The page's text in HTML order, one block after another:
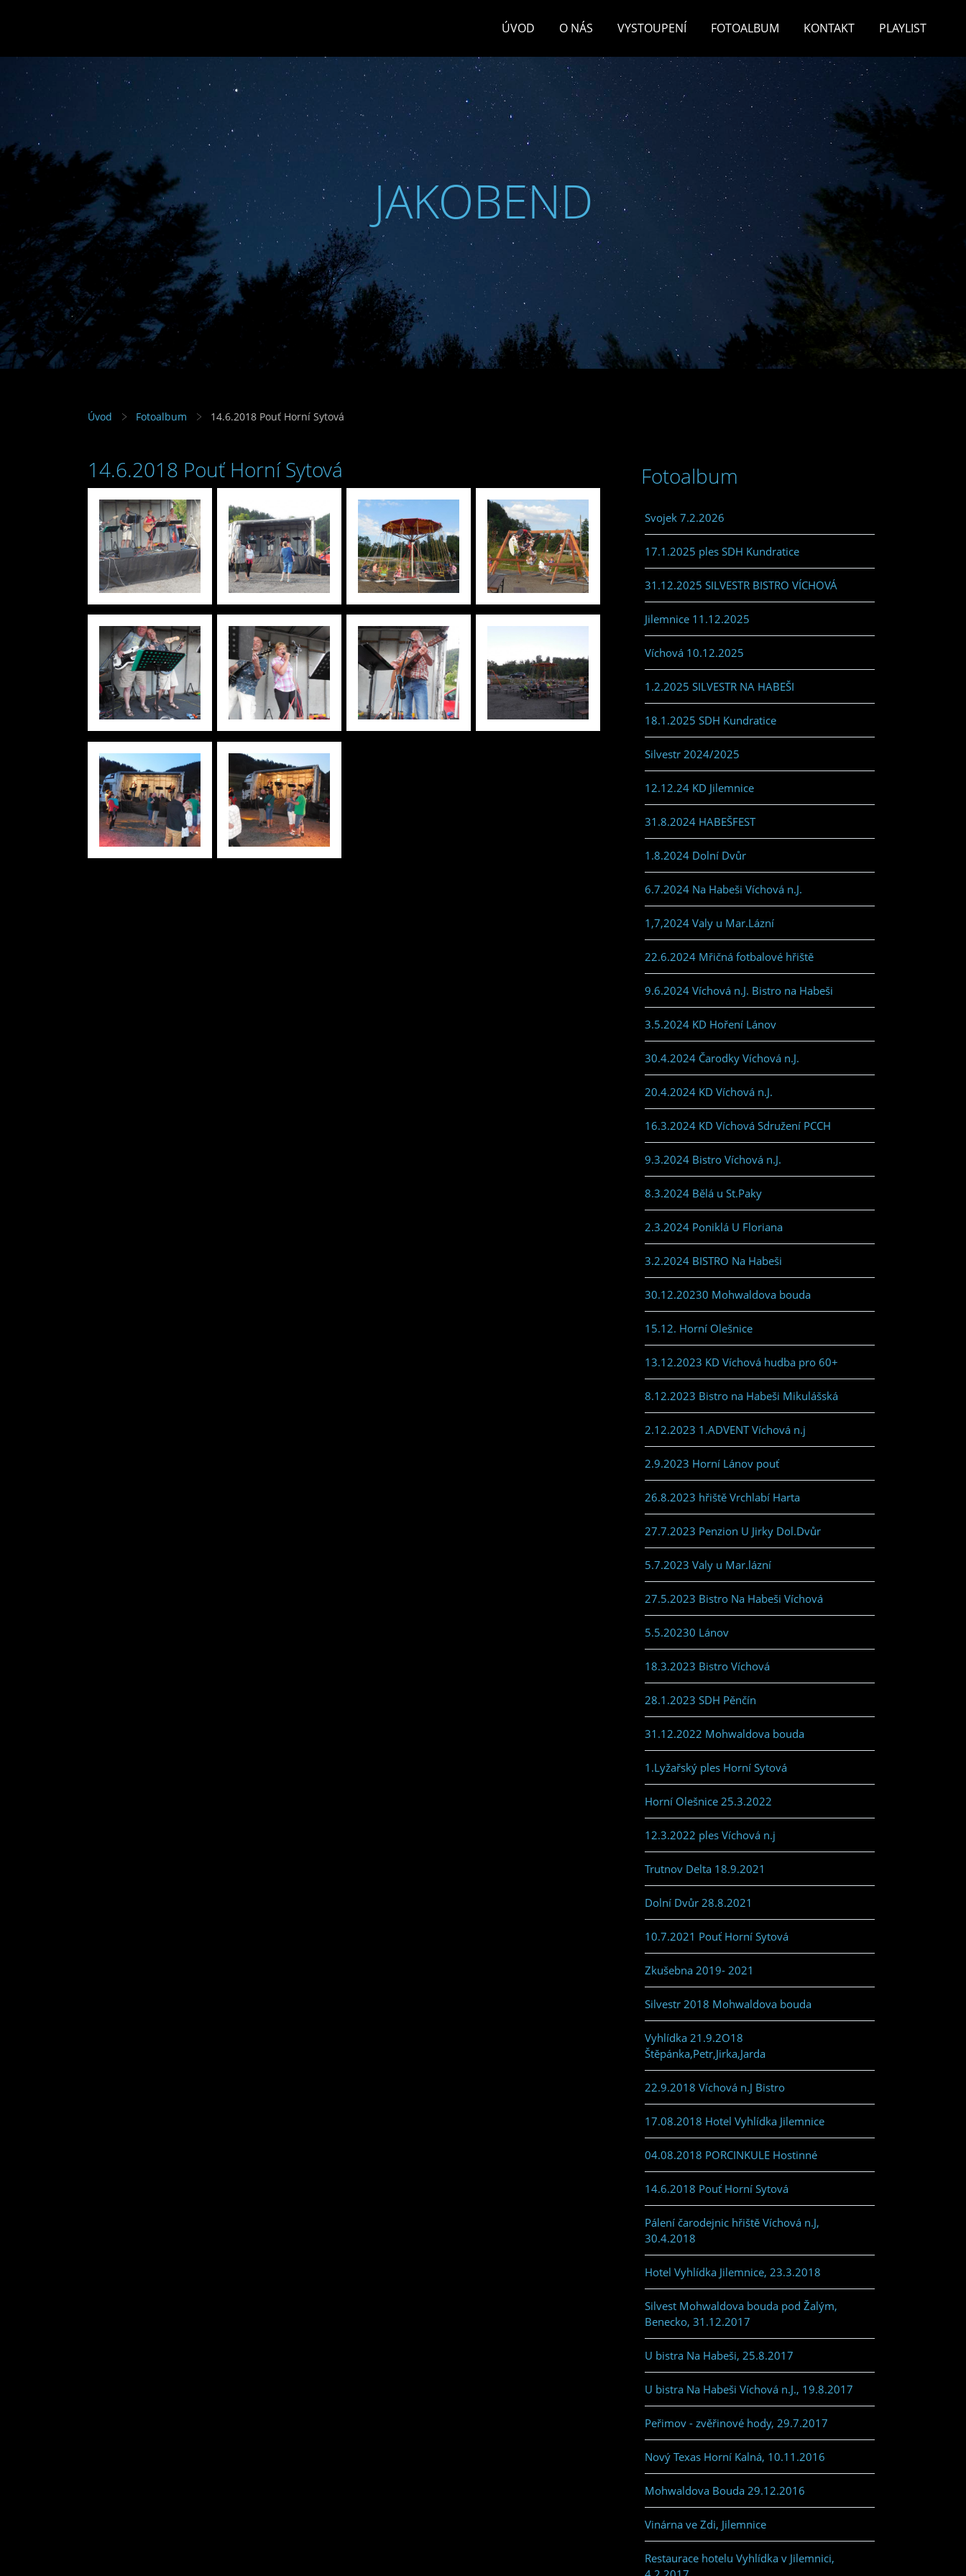
ÚVOD O NÁS VYSTOUPENÍ FOTOALBUM KONTAKT PLAYLIST
JAKOBEND
Úvod Fotoalbum 14.6.2018 Pouť Horní Sytová
14.6.2018 Pouť Horní Sytová Fotoalbum
Svojek 7.2.2026
17.1.2025 ples SDH Kundratice
31.12.2025 SILVESTR BISTRO VÍCHOVÁ
Jilemnice 11.12.2025
Víchová 10.12.2025
1.2.2025 SILVESTR NA HABEŠI
18.1.2025 SDH Kundratice
Silvestr 2024/2025
12.12.24 KD Jilemnice
31.8.2024 HABEŠFEST
1.8.2024 Dolní Dvůr
6.7.2024 Na Habeši Víchová n.J.
1,7,2024 Valy u Mar.Lázní
22.6.2024 Mřičná fotbalové hřiště
9.6.2024 Víchová n.J. Bistro na Habeši
3.5.2024 KD Hoření Lánov
30.4.2024 Čarodky Víchová n.J.
20.4.2024 KD Víchová n.J.
16.3.2024 KD Víchová Sdružení PCCH
9.3.2024 Bistro Víchová n.J.
8.3.2024 Bělá u St.Paky
2.3.2024 Poniklá U Floriana
3.2.2024 BISTRO Na Habeši
30.12.20230 Mohwaldova bouda
15.12. Horní Olešnice
13.12.2023 KD Víchová hudba pro 60+
8.12.2023 Bistro na Habeši Mikulášská
2.12.2023 1.ADVENT Víchová n.j
2.9.2023 Horní Lánov pouť
26.8.2023 hřiště Vrchlabí Harta
27.7.2023 Penzion U Jirky Dol.Dvůr
5.7.2023 Valy u Mar.lázní
27.5.2023 Bistro Na Habeši Víchová
5.5.20230 Lánov
18.3.2023 Bistro Víchová
28.1.2023 SDH Pěnčín
31.12.2022 Mohwaldova bouda
1.Lyžařský ples Horní Sytová
Horní Olešnice 25.3.2022
12.3.2022 ples Víchová n.j
Trutnov Delta 18.9.2021
Dolní Dvůr 28.8.2021
10.7.2021 Pouť Horní Sytová
Zkušebna 2019- 2021
Silvestr 2018 Mohwaldova bouda
Vyhlídka 21.9.2O18
Štěpánka,Petr,Jirka,Jarda
22.9.2018 Víchová n.J Bistro
17.08.2018 Hotel Vyhlídka Jilemnice
04.08.2018 PORCINKULE Hostinné
14.6.2018 Pouť Horní Sytová
Pálení čarodejnic hřiště Víchová n.J,
30.4.2018
Hotel Vyhlídka Jilemnice, 23.3.2018
Silvest Mohwaldova bouda pod Žalým,
Benecko, 31.12.2017
U bistra Na Habeši, 25.8.2017
U bistra Na Habeši Víchová n.J., 19.8.2017
Peřimov - zvěřinové hody, 29.7.2017
Nový Texas Horní Kalná, 10.11.2016
Mohwaldova Bouda 29.12.2016
Vinárna ve Zdi, Jilemnice
Restaurace hotelu Vyhlídka v Jilemnici,